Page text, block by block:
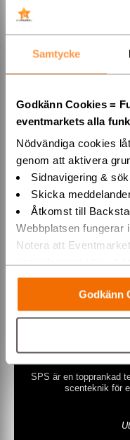
Samtycke
Godkänn Cookies =
eventmarkets alla
Nödvändiga cookies
genom att aktivera
Sidnavigering &
Skicka
Åtkomst till
Webbplatsen fungerar
Notera att
som placeras ut av
Varmt välkommen till
Godkänn
Stockholms mest
Bergman. Sandra
Show
SPS är en topprankad
scenteknik för